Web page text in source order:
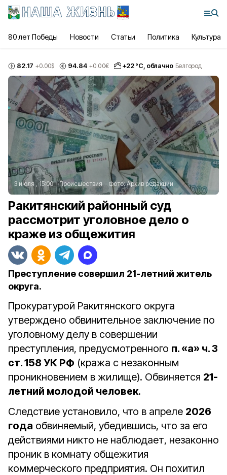
80 лет Победы Новости Статьи Политика Культура
82.17 +0.00$ 94.84 +0.00€ +22°С, облачно Белгород
3 июля , 15:00 Происшествия Фото:Архив редакции
Ракитянский районный суд
рассмотрит уголовное дело о
краже из общежития
Преступление совершил 21-летний житель
округа.
Прокуратурой Ракитянского округа
утверждено обвинительное заключение по
уголовному делу в совершении
преступления, предусмотренного п. «а» ч. 3
ст. 158 УК РФ (кража с незаконным
проникновением в жилище). Обвиняется 21-
летний молодой человек.
Следствие установило, что в апреле 2026
года обвиняемый, убедившись, что за его
действиями никто не наблюдает, незаконно
проник в комнату общежития
коммерческого предприятия. Он похитил